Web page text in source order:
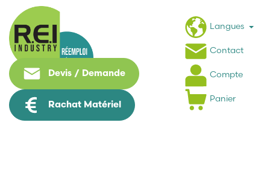
Devis / Demande
Rachat Matériel
Langues
Contact
Compte
Panier